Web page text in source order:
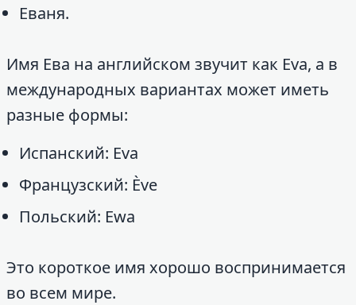
Еваня.
Имя Ева на английском звучит как Eva, а в
международных вариантах может иметь
разные формы:
Испанский: Eva
Французский: Ève
Польский: Ewa
Это короткое имя хорошо воспринимается
во всем мире.